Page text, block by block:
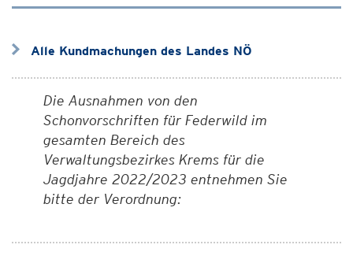
Alle Kundmachungen des Landes NÖ
Die Ausnahmen von den
Schonvorschriften für Federwild im
gesamten Bereich des
Verwaltungsbezirkes Krems für die
Jagdjahre 2022/2023 entnehmen Sie
bitte der Verordnung: